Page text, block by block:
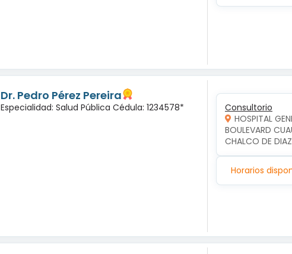
Dr. Pedro Pérez Pereira
Especialidad: Salud Pública Cédula: 1234578*
Consultorio
HOSPITAL
BOULEVARD
CHALCO DE
Horarios